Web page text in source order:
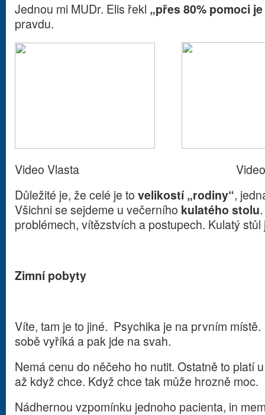
Jednou mi MUDr. Elis řekl „přes 80% pomoci
pravdu.
Video Vlasta Video
Důležité je, že celé je to velikostí „rodiny“,
Všichni se sejdeme u večerního kulatého stolu
problémech, vítězstvích a postupech. Kulatý stůl
Zimní pobyty
Víte, tam je to jiné. Psychika je na prvním
sobě vyříká a pak jde na svah.
Nemá cenu do něčeho ho nutit. Ostatně to platí
až když chce. Když chce tak může hrozně moc.
Nádhernou vzpomínku jednoho pacienta, in